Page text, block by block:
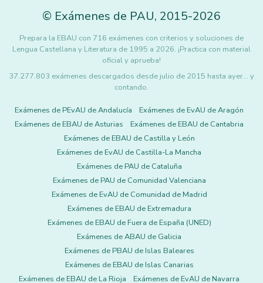
© Exámenes de PAU, 2015-2026
Prepara la EBAU con 716 exámenes con criterios y soluciones de
Lengua Castellana y Literatura de 1995 a 2026. ¡Practica con material
oficial y aprueba!
37.277.803 exámenes descargados desde julio de 2015 hasta ayer... y
contando.
Exámenes de PEvAU de Andalucía
Exámenes de EvAU de Aragón
Exámenes de EBAU de Asturias
Exámenes de EBAU de Cantabria
Exámenes de EBAU de Castilla y León
Exámenes de EvAU de Castilla-La Mancha
Exámenes de PAU de Cataluña
Exámenes de PAU de Comunidad Valenciana
Exámenes de EvAU de Comunidad de Madrid
Exámenes de EBAU de Extremadura
Exámenes de EBAU de Fuera de España (UNED)
Exámenes de ABAU de Galicia
Exámenes de PBAU de Islas Baleares
Exámenes de EBAU de Islas Canarias
Exámenes de EBAU de La Rioja
Exámenes de EvAU de Navarra